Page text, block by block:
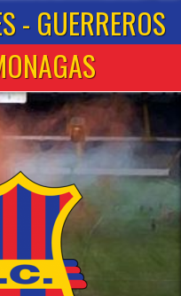
- GUERREROS